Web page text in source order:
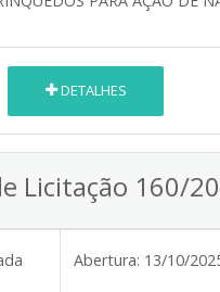
DETALHES
Licitação 160/
Abertura: 13/10/